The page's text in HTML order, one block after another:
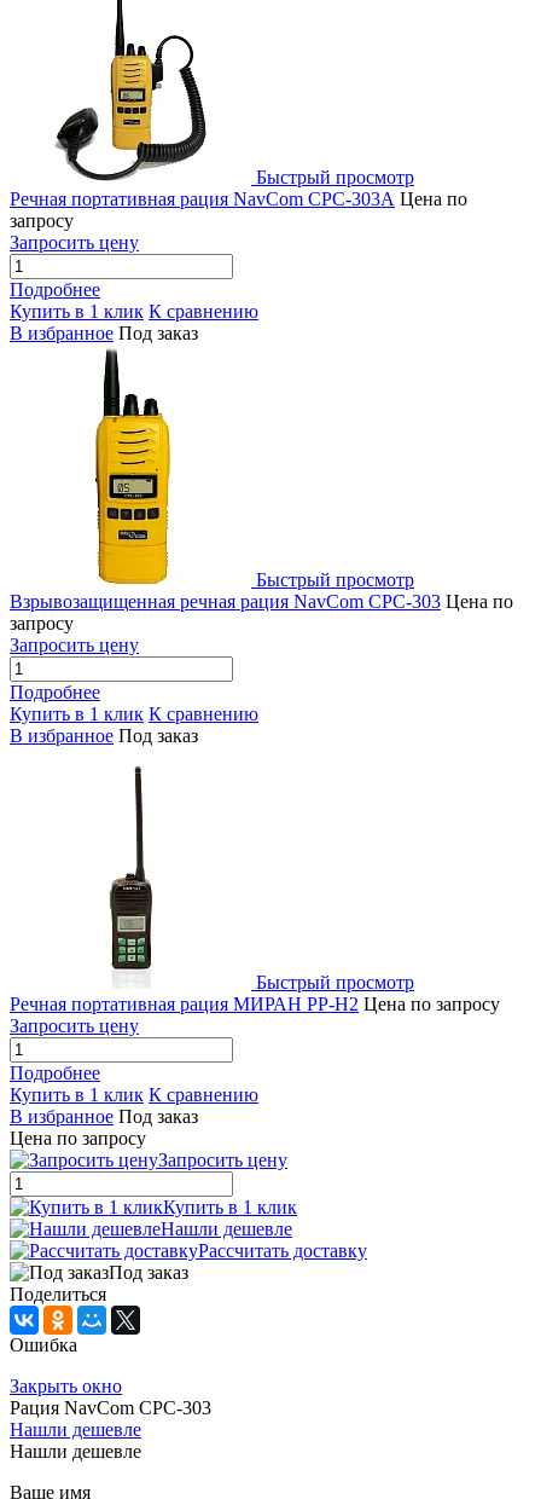
Быстрый просмотр
Речная портативная рация NavCom CPC-303А Цена по
запросу
Запросить цену
Подробнее
Купить в 1 клик К сравнению
В избранное Под заказ
Быстрый просмотр
Взрывозащищенная речная рация NavCom CPC-303 Цена по
запросу
Запросить цену
Подробнее
Купить в 1 клик К сравнению
В избранное Под заказ
Быстрый просмотр
Речная портативная рация МИРАН РР-Н2 Цена по запросу
Запросить цену
Подробнее
Купить в 1 клик К сравнению
В избранное Под заказ
Цена по запросу
Запросить цену
Купить в 1 клик
Нашли дешевле
Рассчитать доставку
Под заказ
Поделиться
Ошибка
Закрыть окно
Рация NavCom CPC-303
Нашли дешевле
Нашли дешевле
Ваше имя